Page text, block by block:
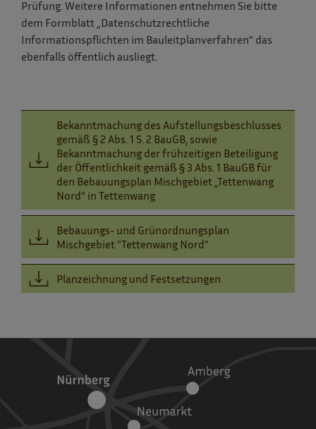
Prüfung. Weitere Informationen entnehmen Sie bitte
dem Formblatt „Datenschutzrechtliche
Informationspflichten im Bauleitplanverfahren“ das
ebenfalls öffentlich ausliegt.
Bekanntmachung des Aufstellungsbeschlusses
gemäß § 2 Abs. 1 S. 2 BauGB, sowie
Bekanntmachung der frühzeitigen Beteiligung
der Öffentlichkeit gemäß § 3 Abs. 1 BauGB für
den Bebauungsplan Mischgebiet „Tettenwang
Nord“ in Tettenwang
Bebauungs- und Grünordnungsplan
Mischgebiet "Tettenwang Nord"
Planzeichnung und Festsetzungen